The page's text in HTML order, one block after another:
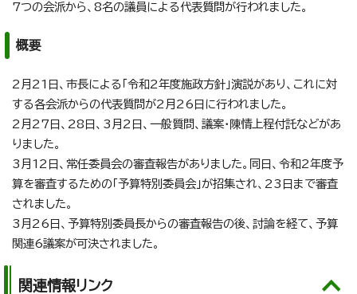
7つの会派から、8名の議員による代表質問が行われました。
概要
2月21日、市長による「令和2年度施政方針」演説があり、これに対
する各会派からの代表質問が2月26日に行われました。
2月27日、28日、3月2日、一般質問、議案・陳情上程付託などがあ
りました。
3月12日、常任委員会の審査報告がありました。同日、令和2年度予
算を審査するための「予算特別委員会」が招集され、23日まで審査
されました。
3月26日、予算特別委員長からの審査報告の後、討論を経て、予算
関連6議案が可決されました。
関連情報リンク